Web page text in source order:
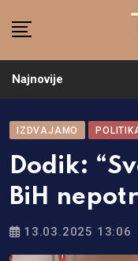
Najnovije
IZDVAJAMO
Dodik:
BiH
13.03.2025 13:06